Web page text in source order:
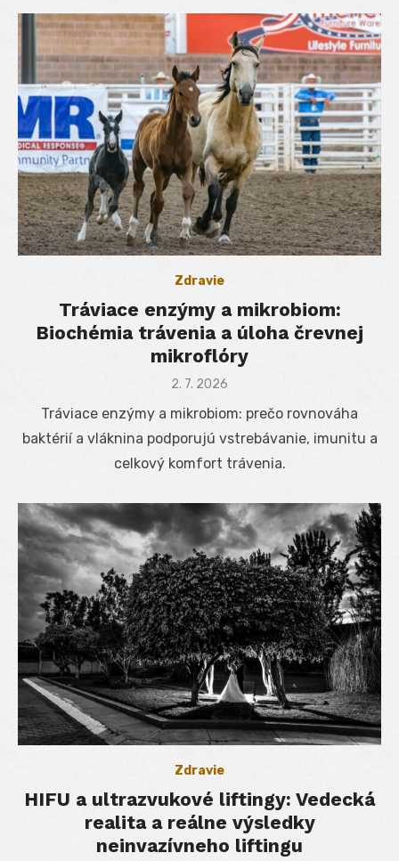
Zdravie
Tráviace enzýmy a mikrobiom:
Biochémia trávenia a úloha črevnej
mikroflóry
Posted
2. 7. 2026
Tráviace enzýmy a mikrobiom: prečo rovnováha
baktérií a vláknina podporujú vstrebávanie, imunitu a
celkový komfort trávenia.
Zdravie
HIFU a ultrazvukové liftingy: Vedecká
realita a reálne výsledky
neinvazívneho liftingu